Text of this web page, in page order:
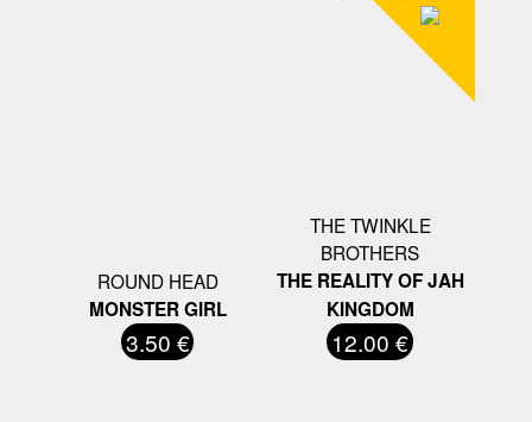
ROUND HEAD
MONSTER GIRL
3.50 €
THE TWINKLE
BROTHERS
THE REALITY OF JAH
KINGDOM
12.00 €